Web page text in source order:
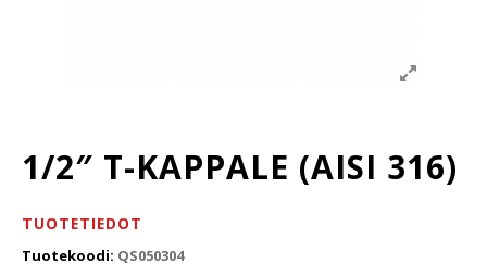
1/2″ T-KAPPALE (AISI 316)
TUOTETIEDOT
Tuotekoodi: QS050304